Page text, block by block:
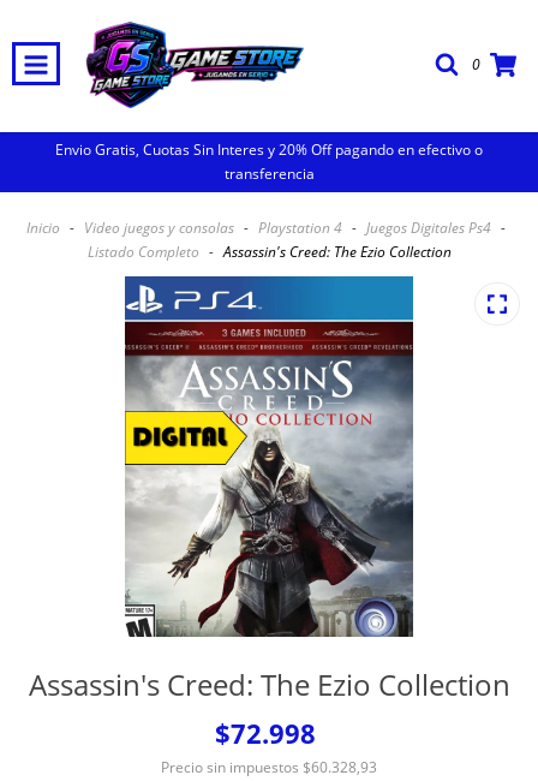
0
Envio Gratis, Cuotas Sin Interes y 20% Off pagando en efectivo o
transferencia
Inicio - Video juegos y consolas - Playstation 4 - Juegos Digitales Ps4 -
Listado Completo - Assassin's Creed: The Ezio Collection
Assassin's Creed: The Ezio Collection
$72.998
Precio sin impuestos $60.328,93